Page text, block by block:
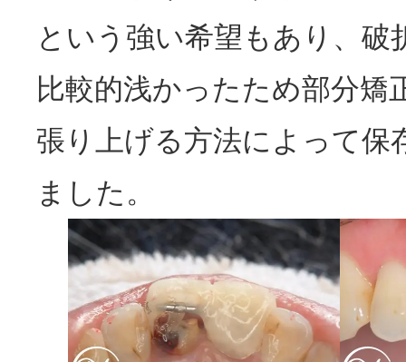
という強い希望もあり、破
比較的浅かったため部分矯
張り上げる方法によって保
ました。